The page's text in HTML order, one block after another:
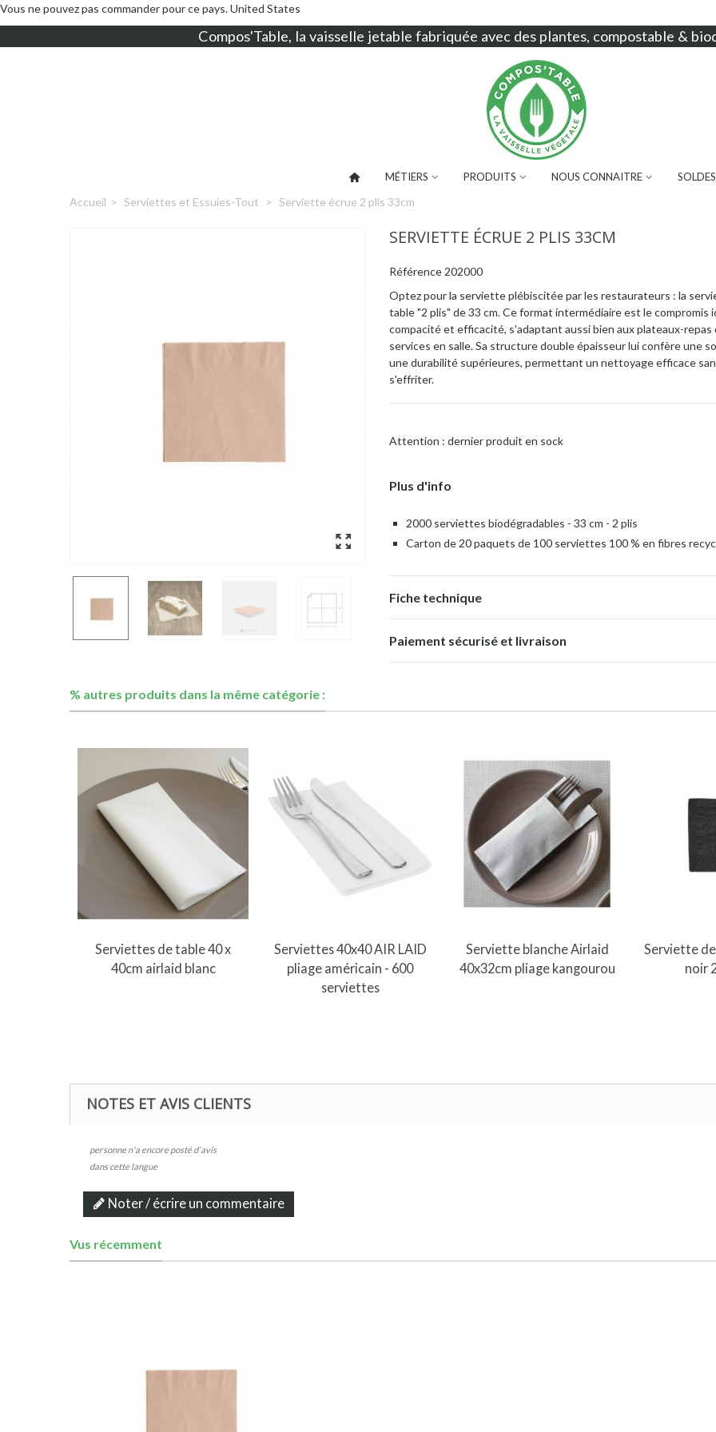
Vous ne pouvez pas commander pour ce pays.United States
Compos'Table, la vaisselle jetable fabriquée avec des plantes, compostable &
MÉTIERS PRODUITS NOUS CONNAITRE SOLDES
Accueil > Serviettes et Essuies-Tout > Serviette écrue 2 plis 33cm
SERVIETTE ÉCRUE 2 PLIS 33CM
Référence 202000
Optez pour la serviette plébiscitée par les restaurateurs : la
table "2 plis" de 33 cm. Ce format intermédiaire est le compromis
compacité et efficacité, s'adaptant aussi bien aux plateaux-repas
services en salle. Sa structure double épaisseur lui confère une
une durabilité supérieures, permettant un nettoyage efficace
s'effriter.
Attention : dernier produit en sock
Plus d'info
2000 serviettes biodégradables - 33 cm - 2 plis
Carton de 20 paquets de 100 serviettes 100 % en fibres
Fiche technique
Paiement sécurisé et livraison
% autres produits dans la même catégorie :
Ajouter au panier
Serviettes de table 40 x
40cm airlaid blanc
Ajouter au panier
Serviettes 40x40 AIR LAID
pliage américain - 600
serviettes
Ajouter au panier
Serviette blanche Airlaid
40x32cm pliage kangourou
Serviette
noir
NOTES ET AVIS CLIENTS
personne n'a encore posté d'avis
dans cette langue
Noter / écrire un commentaire
Vus récemment